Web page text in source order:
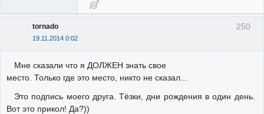
250
tornado
19.11.2014 0:02
Мне сказали что я ДОЛЖЕН знать свое
место. Только где это место, никто не сказал...
Это подпись моего друга. Тёзки, дни рождения в один день.
Вот это прикол! Да?))